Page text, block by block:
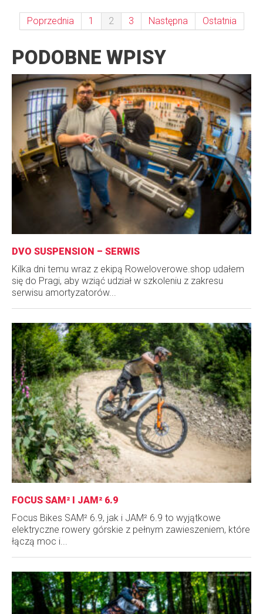
Poprzednia 1 2 3 Następna Ostatnia
PODOBNE WPISY
DVO SUSPENSION – SERWIS
Kilka dni temu wraz z ekipą Roweloverowe.shop udałem
się do Pragi, aby wziąć udział w szkoleniu z zakresu
serwisu amortyzatorów...
FOCUS SAM² I JAM² 6.9
Focus Bikes SAM² 6.9, jak i JAM² 6.9 to wyjątkowe
elektryczne rowery górskie z pełnym zawieszeniem, które
łączą moc i...